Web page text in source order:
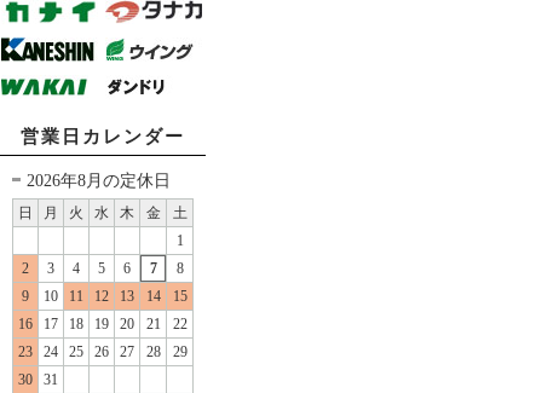
営業日カレンダー
2026年8月の定休日
日 月 火 水 木 金
土
1
2
3 4 5 6 7
8
9
10 11 12 13 14
15
16
17 18 19 20 21
22
23
24 25 26 27 28
29
30
31